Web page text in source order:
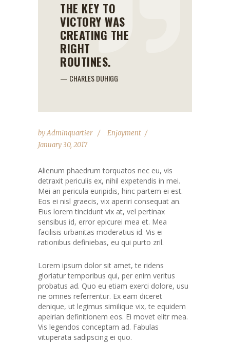
THE KEY TO
VICTORY WAS
CREATING THE
RIGHT
ROUTINES.
— CHARLES DUHIGG
byAdminquartier
Enjoyment
January 30, 2017
Alienum phaedrum torquatos nec eu, vis
detraxit periculis ex, nihil expetendis in mei.
Mei an pericula euripidis, hinc partem ei est.
Eos ei nisl graecis, vix aperiri consequat an.
Eius lorem tincidunt vix at, vel pertinax
sensibus id, error epicurei mea et. Mea
facilisis urbanitas moderatius id. Vis ei
rationibus definiebas, eu qui purto zril.
Lorem ipsum dolor sit amet, te ridens
gloriatur temporibus qui, per enim veritus
probatus ad. Quo eu etiam exerci dolore, usu
ne omnes referrentur. Ex eam diceret
denique, ut legimus similique vix, te equidem
apeirian definitionem eos. Ei movet elitr mea.
Vis legendos conceptam ad. Fabulas
vituperata sadipscing ei quo.